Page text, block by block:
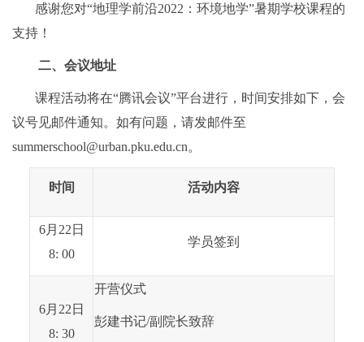
感谢您对“地理学前沿2022 ：环境地学”暑期学校课程的
支持！
二、 会议地址
课程活动将在“腾讯会议”平台进行，时间安排如下，会
议号见邮件通知。如有问题，请发邮件至
summerschool@urban.pku.edu.cn。
时间 活动内容
6月22 日
8: 00
学员签到
6月22 日
8: 30
开营仪式
彭建书记/副院长致辞